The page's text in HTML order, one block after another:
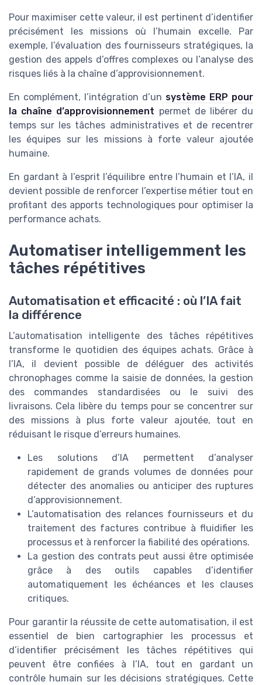
Pour maximiser cette valeur, il est pertinent d’identifier
précisément les missions où l’humain excelle. Par
exemple, l’évaluation des fournisseurs stratégiques, la
gestion des appels d’offres complexes ou l’analyse des
risques liés à la chaîne d’approvisionnement.
En complément, l’intégration d’un système ERP pour
la chaîne d’approvisionnement permet de libérer du
temps sur les tâches administratives et de recentrer
les équipes sur les missions à forte valeur ajoutée
humaine.
En gardant à l’esprit l’équilibre entre l’humain et l’IA, il
devient possible de renforcer l’expertise métier tout en
profitant des apports technologiques pour optimiser la
performance achats.
Automatiser intelligemment les
tâches répétitives
Automatisation et efficacité : où l’IA fait
la différence
L’automatisation intelligente des tâches répétitives
transforme le quotidien des équipes achats. Grâce à
l’IA, il devient possible de déléguer des activités
chronophages comme la saisie de données, la gestion
des commandes standardisées ou le suivi des
livraisons. Cela libère du temps pour se concentrer sur
des missions à plus forte valeur ajoutée, tout en
réduisant le risque d’erreurs humaines.
Les solutions d’IA permettent d’analyser
rapidement de grands volumes de données pour
détecter des anomalies ou anticiper des ruptures
d’approvisionnement.
L’automatisation des relances fournisseurs et du
traitement des factures contribue à fluidifier les
processus et à renforcer la fiabilité des opérations.
La gestion des contrats peut aussi être optimisée
grâce à des outils capables d’identifier
automatiquement les échéances et les clauses
critiques.
Pour garantir la réussite de cette automatisation, il est
essentiel de bien cartographier les processus et
d’identifier précisément les tâches répétitives qui
peuvent être confiées à l’IA, tout en gardant un
contrôle humain sur les décisions stratégiques. Cette